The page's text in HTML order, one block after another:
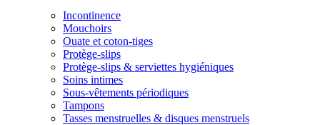
Incontinence
Mouchoirs
Ouate et coton-tiges
Protège-slips
Protège-slips & serviettes hygiéniques
Soins intimes
Sous-vêtements périodiques
Tampons
Tasses menstruelles & disques menstruels